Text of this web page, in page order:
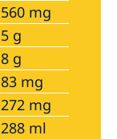
560 mg
5 g
8 g
83 mg
272 mg
288 ml